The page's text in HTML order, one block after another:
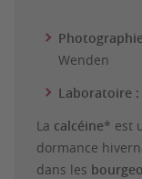
Wenden
Laboratoire :
La calcéine* est
dormance
dans les